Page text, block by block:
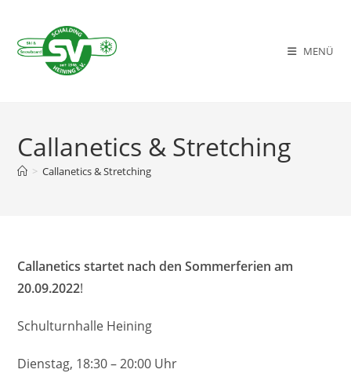
springen
MENÜ
Callanetics & Stretching
> Callanetics & Stretching
Callanetics startet nach den Sommerferien am
20.09.2022!
Schulturnhalle Heining
Dienstag, 18:30 – 20:00 Uhr